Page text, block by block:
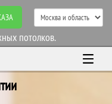
потолков.